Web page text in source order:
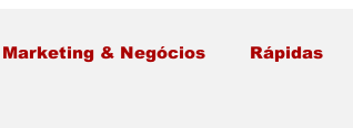
Marketing & Negócios Rápidas